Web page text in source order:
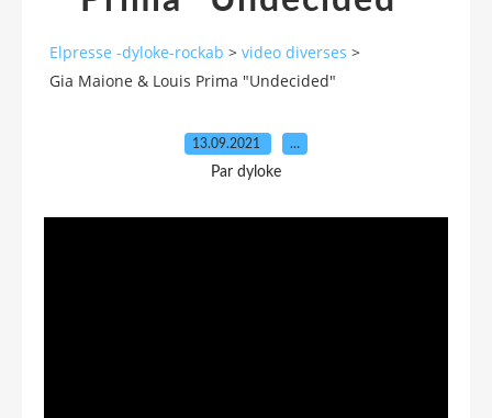
Elpresse -dyloke-rockab > video diverses >
Gia Maione & Louis Prima "Undecided"
13.09.2021 …
Par dyloke